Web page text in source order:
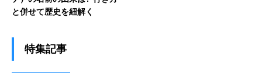
と併せて歴史を紐解く
特集記事